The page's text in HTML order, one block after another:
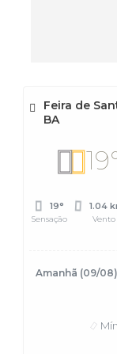
Feira de
BA
19°
Sensação
1.04
Vento
Amanhã (09/08)
Mín.